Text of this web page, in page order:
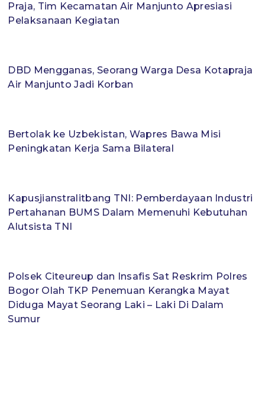
Praja, Tim Kecamatan Air Manjunto Apresiasi
Pelaksanaan Kegiatan
DBD Mengganas, Seorang Warga Desa Kotapraja
Air Manjunto Jadi Korban
Bertolak ke Uzbekistan, Wapres Bawa Misi
Peningkatan Kerja Sama Bilateral
Kapusjianstralitbang TNI: Pemberdayaan Industri
Pertahanan BUMS Dalam Memenuhi Kebutuhan
Alutsista TNI
Polsek Citeureup dan Insafis Sat Reskrim Polres
Bogor Olah TKP Penemuan Kerangka Mayat
Diduga Mayat Seorang Laki – Laki Di Dalam
Sumur